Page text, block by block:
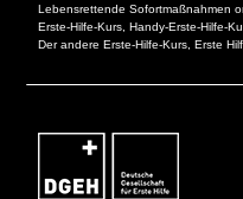
Lebensrettende Sofortmaßnahmen
Erste-Hilfe-Kurs, Handy-Erste-Hilfe-
Der andere Erste-Hilfe-Kurs, Erste